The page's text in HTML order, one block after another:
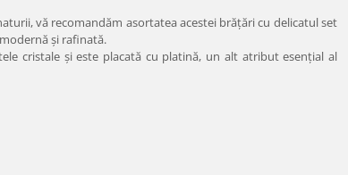
vă recomandăm asortatea acestei brăţări cu delicatul set
şi rafinată.
cristale şi este placată cu platină, un alt atribut esenţial al